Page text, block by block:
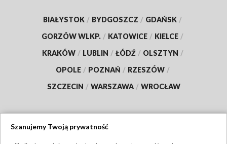
BIAŁYSTOK / BYDGOSZCZ / GDAŃSK /
GORZÓW WLKP. / KATOWICE / KIELCE /
KRAKÓW / LUBLIN / ŁÓDŹ / OLSZTYN /
OPOLE / POZNAŃ / RZESZÓW /
SZCZECIN / WARSZAWA / WROCŁAW
Szanujemy Twoją prywatność